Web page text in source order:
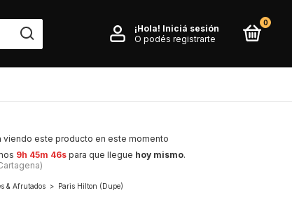
¡Hola! Iniciá sesión
O podés registrarte
0
viendo este producto en este momento
9h 45m 45spara que llegue hoy mismo.
& Afrutados > Paris Hilton (Dupe)